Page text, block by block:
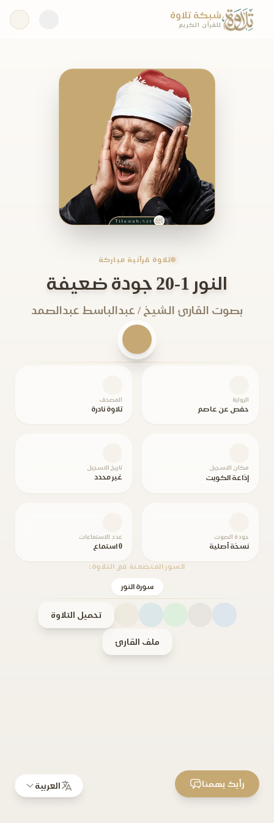
شبكة تلاوة
للقرآن الكريم
تلاوة قرآنية مباركة
النور 1-20 جودة ضعيفة
بصوت القارئ الشيخ / عبدالباسط عبدالصمد
الرواية
حفص عن عاصم
المصحف
تلاوة نادرة
مكان التسجيل
إذاعة الكويت
تاريخ التسجيل
غير محدد
جودة الصوت
نسخة أصلية
عدد الاستماعات
0 استماع
السور المتضمنة في التلاوة:
سورة النور
تحميل التلاوة
ملف القارئ
العربية رأيك يهمنا